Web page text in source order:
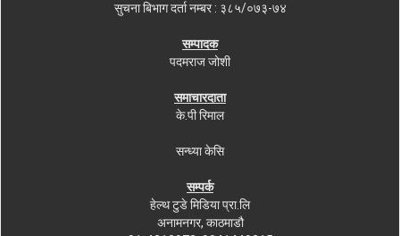
सुचना बिभाग दर्ता नम्बर : ३८५/०७३-७४
सम्पादक
पदमराज जोशी
समाचारदाता
के.पी रिमाल
सन्ध्या केसि
सम्पर्क
हेल्थ टुडे मिडिया प्रा.लि
अनामनगर, काठमाडौ